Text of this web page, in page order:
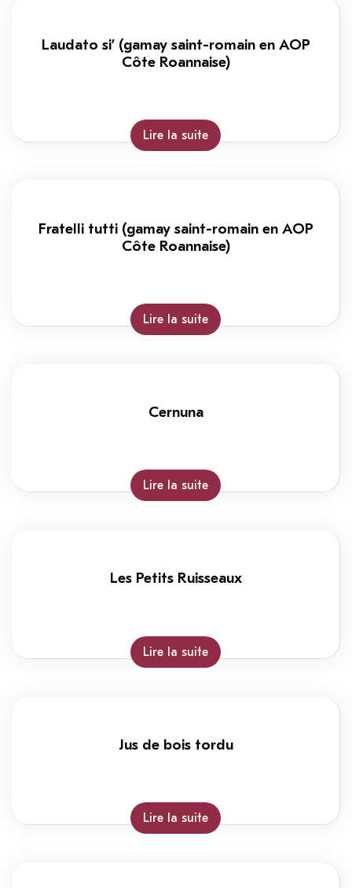
Laudato si’ (gamay saint-romain en AOP
Côte Roannaise)
Lire la suite
Fratelli tutti (gamay saint-romain en AOP
Côte Roannaise)
Lire la suite
Cernuna
Lire la suite
Les Petits Ruisseaux
Lire la suite
Jus de bois tordu
Lire la suite